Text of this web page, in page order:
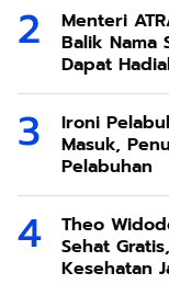
Menteri
Balik Nama
Dapat
Ironi
Masuk,
Pelabuhan
Theo
Sehat
Kesehatan